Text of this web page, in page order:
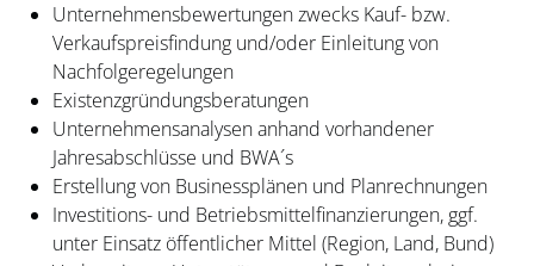
Unternehmensbewertungen zwecks Kauf- bzw.
Verkaufspreisfindung und/oder Einleitung von
Nachfolgeregelungen
Existenzgründungsberatungen
Unternehmensanalysen anhand vorhandener
Jahresabschlüsse und BWA´s
Erstellung von Businessplänen und Planrechnungen
Investitions- und Betriebsmittelfinanzierungen, ggf.
unter Einsatz öffentlicher Mittel (Region, Land, Bund)